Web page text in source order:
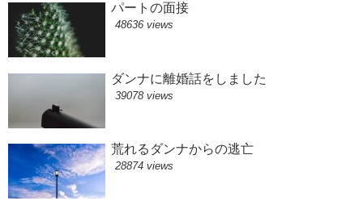
パートの面接
48636 views
ダンナに離婚話をしました
39078 views
荒れるダンナからの逃亡
28874 views